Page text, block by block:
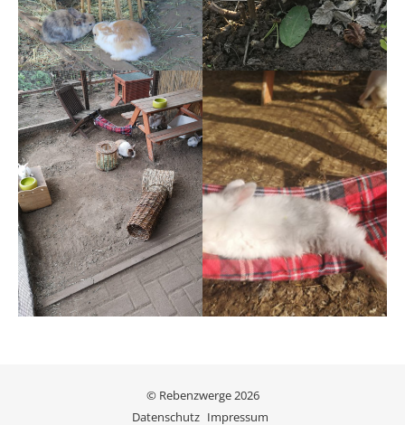
© Rebenzwerge 2026
Datenschutz Impressum